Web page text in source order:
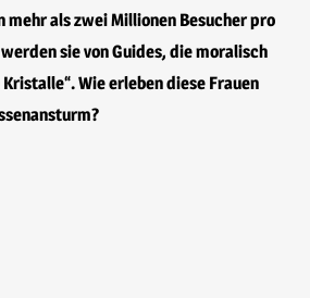
mehr als zwei Millionen Besucher pro
sie von Guides, die moralisch
Wie erleben diese Frauen